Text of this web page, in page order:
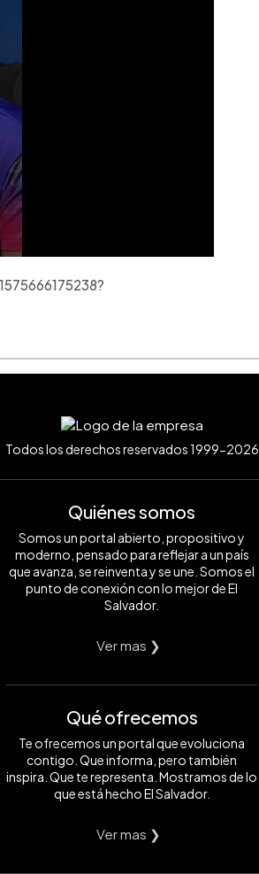
Todos los derechos reservados 1999-2026
Quiénes somos
Somos un portal abierto, propositivo y
moderno, pensado para reflejar a un país
que avanza, se reinventa y se une. Somos el
punto de conexión con lo mejor de El
Salvador.
Ver mas ❯
Qué ofrecemos
Te ofrecemos un portal que evoluciona
contigo. Que informa, pero también
inspira. Que te representa. Mostramos de lo
que está hecho El Salvador.
Ver mas ❯